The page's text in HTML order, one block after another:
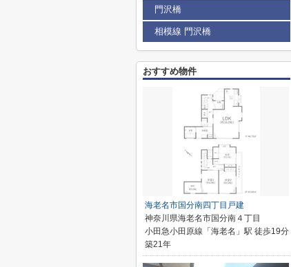
門沢橋
相模線 門沢橋
おすすめ物件
海老名市国分南四丁目戸建
神奈川県海老名市国分南４丁目
小田急小田原線「海老名」駅 徒歩19分
築21年